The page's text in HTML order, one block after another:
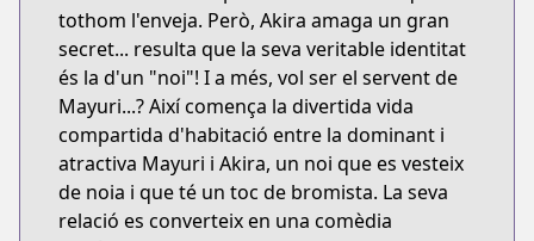
tothom l'enveja. Però, Akira amaga un gran
secret... resulta que la seva veritable identitat
és la d'un "noi"! I a més, vol ser el servent de
Mayuri...? Així comença la divertida vida
compartida d'habitació entre la dominant i
atractiva Mayuri i Akira, un noi que es vesteix
de noia i que té un toc de bromista. La seva
relació es converteix en una comèdia